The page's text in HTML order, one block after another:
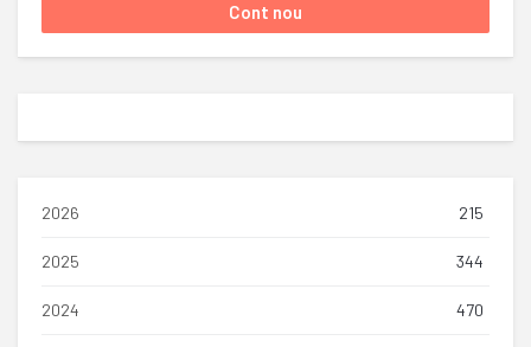
2026 215
2025 344
2024 470